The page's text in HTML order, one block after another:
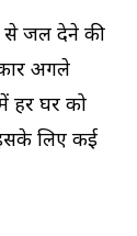
से जल देने की
अगले
हर घर को
लिए कई